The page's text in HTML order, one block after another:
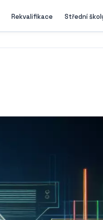
Rekvalifikace Střední